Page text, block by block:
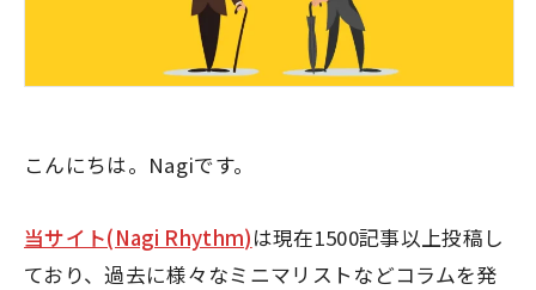
こんにちは。Nagiです。
当サイト(Nagi Rhythm)は現在1500記事以上投稿し
ており、過去に様々なミニマリストなどコラムを発